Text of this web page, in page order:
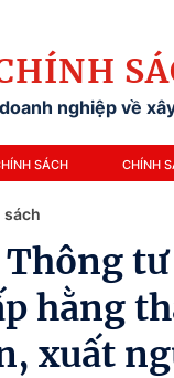
nghiệp về
SÁCH CHÍNH
sách
Thông
hằng
xuất